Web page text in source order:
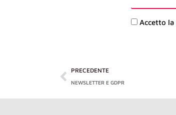
Accettazione
Accetto la
Precedente
PRECEDENTE
NEWSLETTER E GDPR